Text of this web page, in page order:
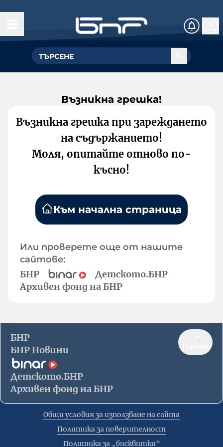
Възникна грешка!
Възникна грешка при зареждането
на съдържанието!
Моля, опитайте отново по-
късно!
Към начална страница
Или проверете още от нашите
сайтове:
БНР
Детското.БНР
Архивен фонд на БНР
БНР
БНР Новини
Детското.БНР
Архивен фонд на БНР
Общи условия за използване на сайта
Политика за поверителност
Политика за „бисквитки“